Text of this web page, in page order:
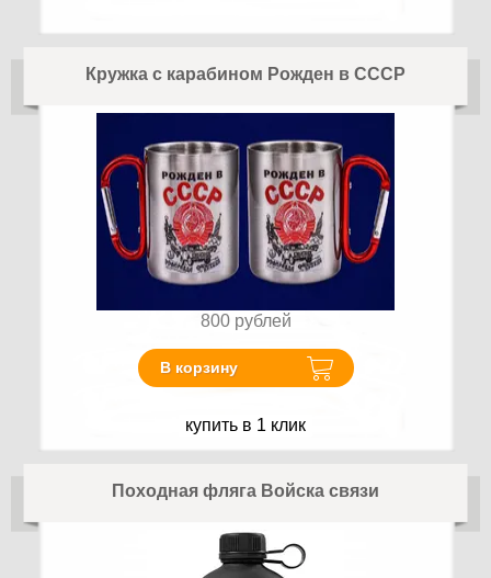
Кружка с карабином Рожден в СССР
800 рублей
В корзину
купить в 1 клик
Походная фляга Войска связи